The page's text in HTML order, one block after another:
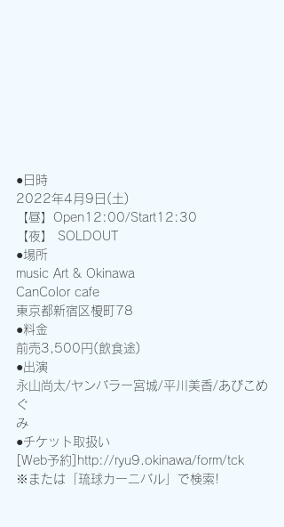
●日時
2022年4月9日(土)
【昼】Open12:00/Start12:30
【夜】 SOLDOUT
●場所
music Art & Okinawa
CanColor cafe
東京都新宿区榎町78
●料金
前売3,500円(飲食途)
●出演
永山尚太/ヤンバラー宮城/平川美香/あびこめ
ぐ
み
●チケット取扱い
[Web予約]http://ryu9.okinawa/form/tck
※または「琉球カーニバル」で検索!